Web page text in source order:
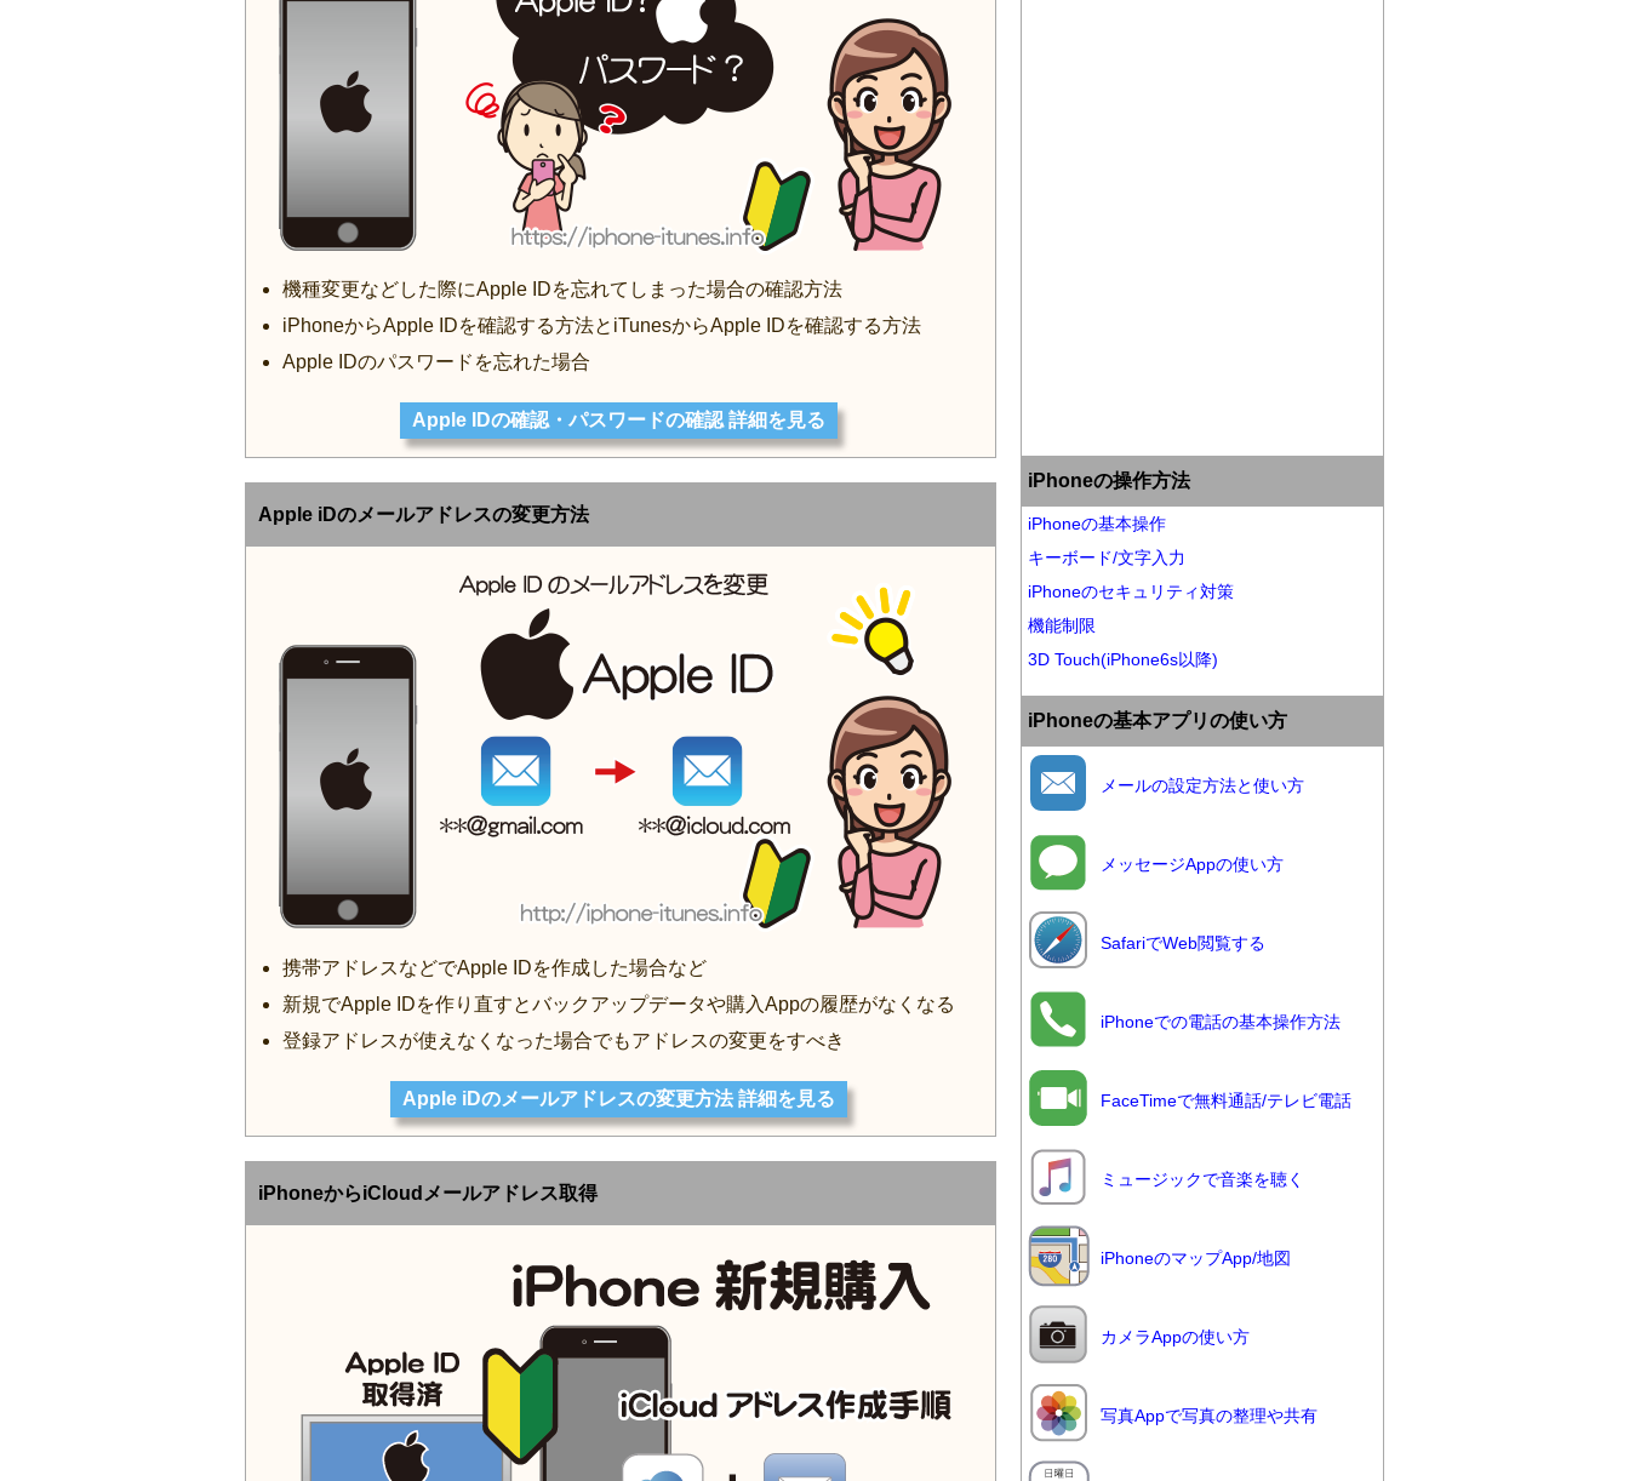
機種変更などした際にApple IDを忘れてしまった場合の確認方法
iPhoneからApple IDを確認する方法とiTunesからApple IDを確認する方法
Apple IDのパスワードを忘れた場合
Apple IDの確認・パスワードの確認 詳細を見る
Apple iDのメールアドレスの変更方法
携帯アドレスなどでApple IDを作成した場合など
新規でApple IDを作り直すとバックアップデータや購入Appの履歴がなくなる
登録アドレスが使えなくなった場合でもアドレスの変更をすべき
Apple iDのメールアドレスの変更方法 詳細を見る
iPhoneからiCloudメールアドレス取得
iPhoneの操作方法
iPhoneの基本操作
キーボード/文字入力
iPhoneのセキュリティ対策
機能制限
3D Touch(iPhone6s以降)
iPhoneの基本アプリの使い方
メールの設定方法と使い方
メッセージAppの使い方
SafariでWeb閲覧する
iPhoneでの電話の基本操作方法
FaceTimeで無料通話/テレビ電話
ミュージックで音楽を聴く
iPhoneのマップApp/地図
カメラAppの使い方
写真Appで写真の整理や共有